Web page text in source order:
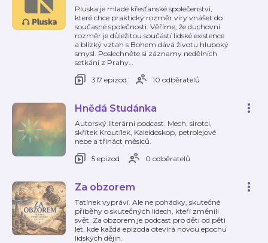
Pluska je mladé křesťanské společenství,
které chce praktický rozměr víry vnášet do
současné společnosti. Věříme, že duchovní
rozměr je důležitou součástí lidské existence
a blízký vztah s Bohem dává životu hluboký
smysl. Poslechněte si záznamy nedělních
setkání z Prahy…
317 epizod
10 odběratelů
Hnědá Studánka
Autorský literární podcast. Mech, sirotci,
skřítek Kroutílek, Kaleidoskop, petrolejové
nebe a třináct měsíců.
5 epizod
0 odběratelů
Za obzorem
Tatínek vypráví. Ale ne pohádky, skutečné
příběhy o skutečných lidech, kteří změnili
svět. Za obzorem je podcast pro děti od pěti
let, kde každá epizoda otevírá novou epochu
lidských dějin.